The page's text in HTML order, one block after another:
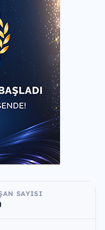
SAYISI